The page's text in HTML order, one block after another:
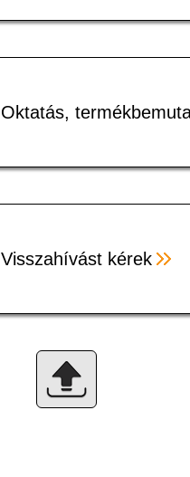
Oktatás,
Visszahívást kérek